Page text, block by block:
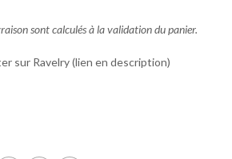
sont calculés à la validation du panier.
sur Ravelry (lien en description)